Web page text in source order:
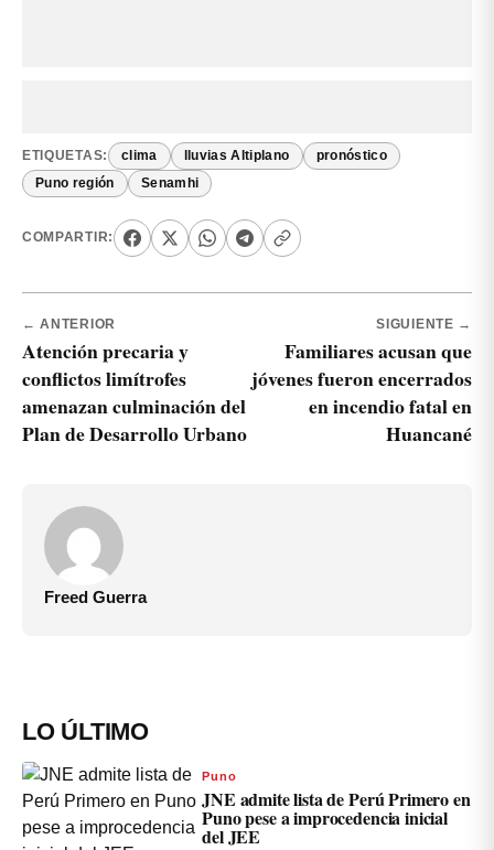
ETIQUETAS: clima lluvias Altiplano pronóstico
Puno región Senamhi
COMPARTIR:
← ANTERIOR
Atención precaria y
conflictos limítrofes
amenazan culminación del
Plan de Desarrollo Urbano
SIGUIENTE →
Familiares acusan que
jóvenes fueron encerrados
en incendio fatal en
Huancané
Freed Guerra
LO ÚLTIMO
Puno
JNE admite lista de Perú Primero en
Puno pese a improcedencia inicial
del JEE